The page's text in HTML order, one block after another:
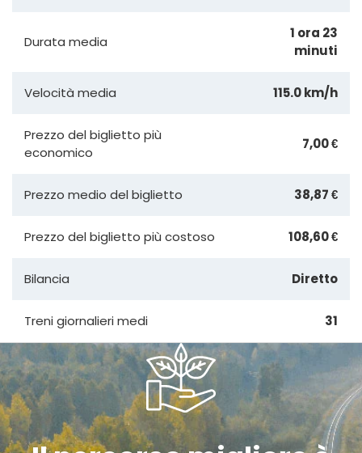
Durata media
1 ora 23
minuti
Velocità media 115.0 km/h
Prezzo del biglietto più
economico
7,00 €
Prezzo medio del biglietto 38,87 €
Prezzo del biglietto più costoso 108,60 €
Bilancia Diretto
Treni giornalieri medi 31